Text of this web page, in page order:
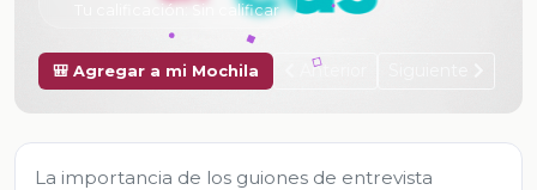
Tu calificación: Sin calificar
🎒 Agregar a mi Mochila Anterior
La importancia de los guiones de entrevista